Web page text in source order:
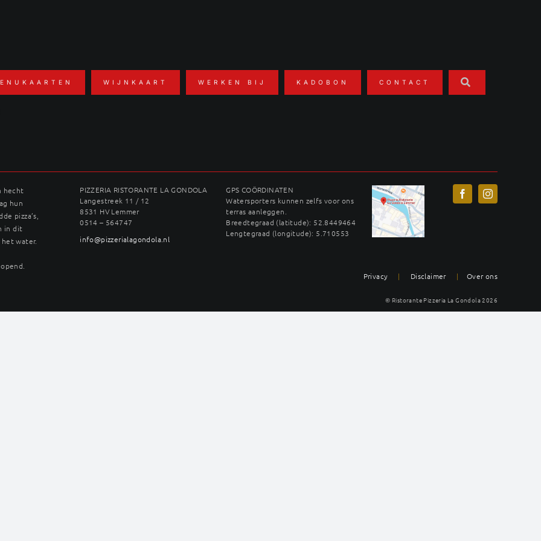
WIJNKAART WERKEN BIJ KADOBON CONTACT
hecht
hun
pizza’s,
in dit
water.
PIZZERIA RISTORANTE LA GONDOLA
Langestreek 11 / 12
8531 HV Lemmer
0514 – 564747
info@pizzerialagondola.nl
GPS COÖRDINATEN
Watersporters kunnen zelfs voor ons
terras aanleggen.
Breedtegraad (latitude): 52.8449464
Lengtegraad (longitude): 5.710553
Privacy | Disclaimer | Over ons
© Ristorante Pizzeria La Gondola 2026